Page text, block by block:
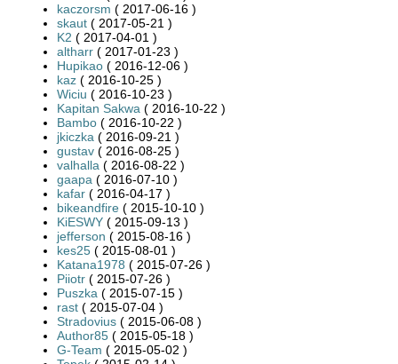
kaczorsm ( 2017-06-16 )
skaut ( 2017-05-21 )
K2 ( 2017-04-01 )
altharr ( 2017-01-23 )
Hupikao ( 2016-12-06 )
kaz ( 2016-10-25 )
Wiciu ( 2016-10-23 )
Kapitan Sakwa ( 2016-10-22 )
Bambo ( 2016-10-22 )
jkiczka ( 2016-09-21 )
gustav ( 2016-08-25 )
valhalla ( 2016-08-22 )
gaapa ( 2016-07-10 )
kafar ( 2016-04-17 )
bikeandfire ( 2015-10-10 )
KiESWY ( 2015-09-13 )
jefferson ( 2015-08-16 )
kes25 ( 2015-08-01 )
Katana1978 ( 2015-07-26 )
Piiotr ( 2015-07-26 )
Puszka ( 2015-07-15 )
rast ( 2015-07-04 )
Stradovius ( 2015-06-08 )
Author85 ( 2015-05-18 )
G-Team ( 2015-05-02 )